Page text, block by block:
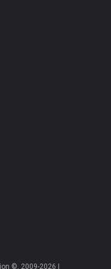
©, 2009-2026 |